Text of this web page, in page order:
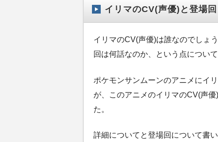
イリマのCV(声優)と登場
イリマのCV(声優)は誰なのでしょ
回は何話なのか、という点につい
ポケモンサンムーンのアニメにイ
が、このアニメのイリマのCV(声
た。
詳細についてと登場回について書